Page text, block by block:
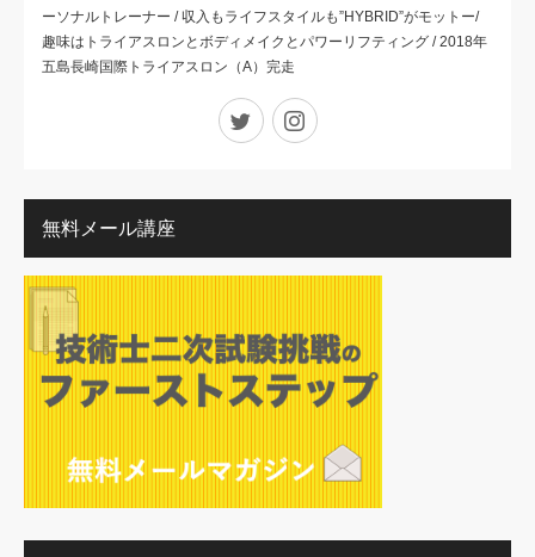
ーソナルトレーナー / 収入もライフスタイルも”HYBRID”がモットー/
趣味はトライアスロンとボディメイクとパワーリフティング / 2018年
五島長崎国際トライアスロン（A）完走
Twitter Instagram
無料メール講座